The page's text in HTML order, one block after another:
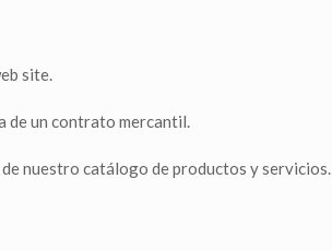
site.
de un contrato mercantil.
nuestro catálogo de productos y servicios.